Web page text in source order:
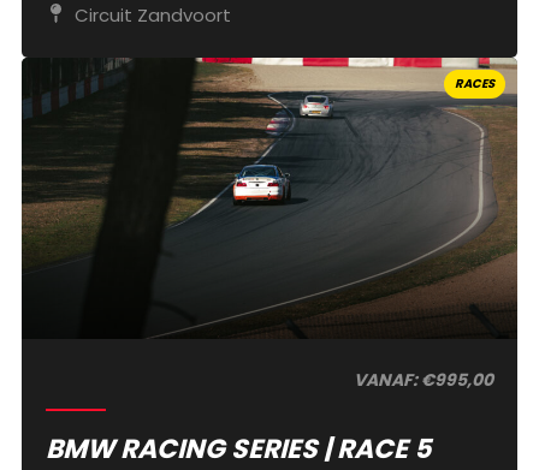
Circuit Zandvoort
RACES
VANAF: €995,00
BMW RACING SERIES | RACE 5